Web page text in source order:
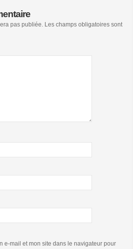
pas publiée. Les champs obligatoires sont
e-mail et mon site dans le navigateur pour